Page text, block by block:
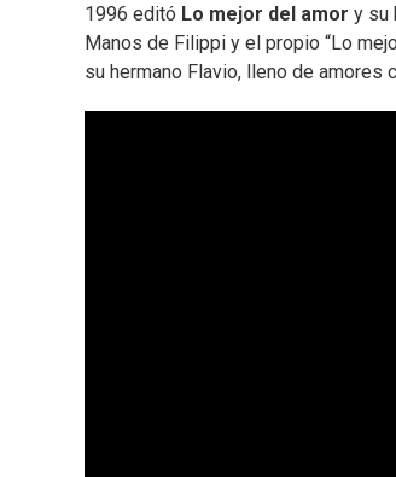
1996 editó Lo mejor del amor y su
Manos de Filippi y el propio “Lo
su hermano Flavio, lleno de